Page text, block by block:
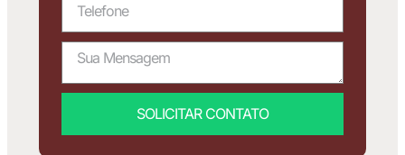
SOLICITAR CONTATO